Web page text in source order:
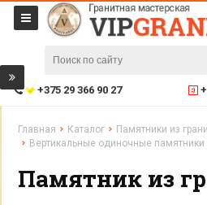
+375 29 366 90 27
Главная Каталог
Памятники из
Вертикальные одиночные памятники
Памятник из